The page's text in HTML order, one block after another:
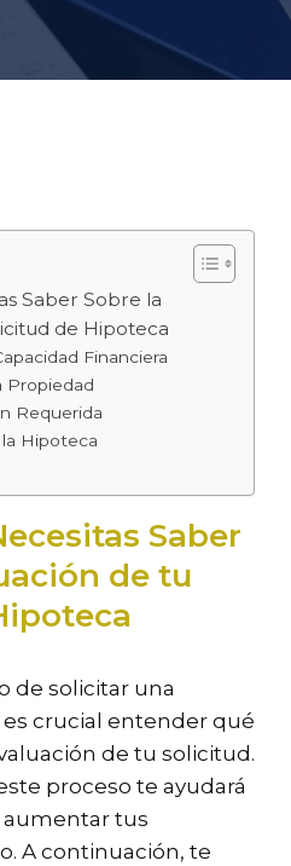
Saber Sobre la
de Hipoteca
Financiera
Propiedad
Requerida
Hipoteca
Saber
de tu
de solicitar una
crucial entender qué
de tu solicitud.
proceso te ayudará
aumentar tus
A continuación, te